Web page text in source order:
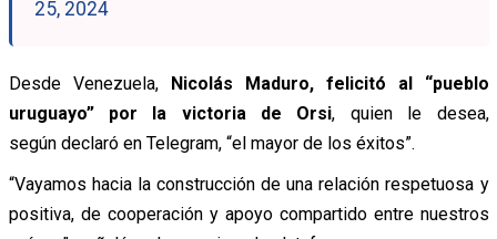
25, 2024
Desde Venezuela, Nicolás Maduro, felicitó al “pueblo
uruguayo” por la victoria de Orsi, quien le desea,
según declaró en Telegram, “el mayor de los éxitos”.
“Vayamos hacia la construcción de una relación respetuosa y
positiva, de cooperación y apoyo compartido entre nuestros